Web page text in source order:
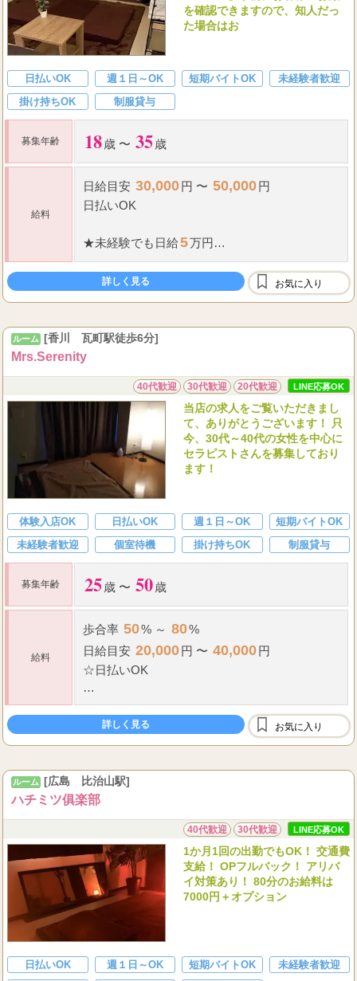
を確認できますので、知人だっ
た場合はお
日払いOK 週１日～OK 短期バイトOK
未経験者歓迎
掛け持ちOK
制服貸与
募集年齢 18歳 〜 35歳
給料
日給目安 30,000円 〜 50,000円
日払いOK
★未経験でも 日給5万円
エクセレントスパは松山市トップクラスの高額
バック！
▼お給料の獲得例
セラピストA子さん(
詳しく見る お気に入り
ルーム [香川 瓦町駅徒歩6分]
Mrs.Serenity
40代歓迎 30代歓迎 20代歓迎 LINE応募OK
当店の求人をご覧いただきまし
て、ありがとうございます！ 只
今、30代～40代の女性を中心に
セラピストさんを募集しており
ます！
体験入店OK 日払いOK 週１日～OK
短期バイトOK
未経験者歓迎
個室待機 掛け持ちOK 制服貸与
募集年齢 25歳 〜 50歳
給料
歩合率 50% ～ 80%
日給目安 20,000円 〜 40,000円
☆日払いOK
90分コース×2本（7000円～9000円）
14,000円～
120分コース×2本（9...
詳しく見る お気に入り
ルーム [広島 比治山駅]
ハチミツ俱楽部
40代歓迎 30代歓迎 LINE応募OK
1か月1回の出勤でもOK！ 交通費
支給！ OPフルバック！ アリバ
イ対策あり！ 80分のお給料は
7000円＋オプション
日払いOK 週１日～OK 短期バイトOK
未経験者歓迎